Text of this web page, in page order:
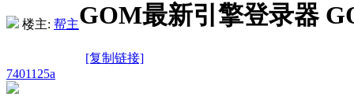
楼主: 帮主GOM最新引擎登录器
[复制链接]
7401125a